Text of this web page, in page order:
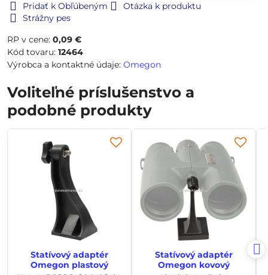
Pridať k Obľúbeným
Otázka k produktu
Strážny pes
RP v cene: 0,09 €
Kód tovaru: 12464
Výrobca a kontaktné údaje: Omegon
Voliteľné príslušenstvo a
podobné produkty
Statívový adaptér
Omegon plastový
Statívový adaptér
Omegon kovový